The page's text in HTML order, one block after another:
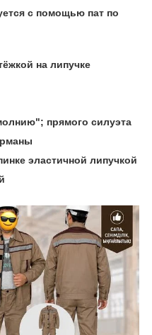
с помощью пат по
на липучке
прямого силуэта
эластичной липучкой